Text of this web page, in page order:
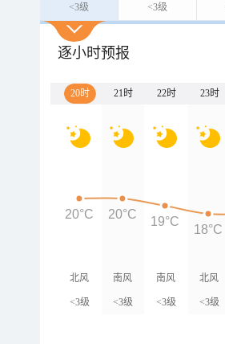
<3级 <3级
逐小时预报
20时 21时 22时 23时
北风
<3级
南风
<3级
南风
<3级
北风
<3级
20°C 20°C
19°C
18°C